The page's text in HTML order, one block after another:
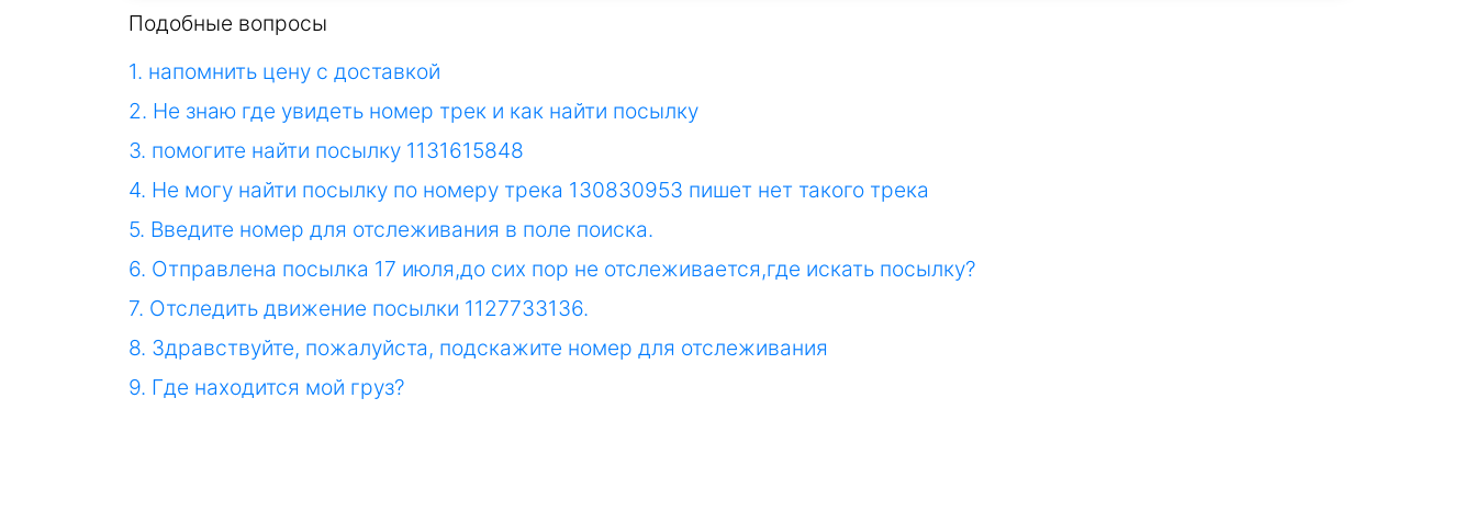
Подобные вопросы
1. напомнить цену с доставкой
2. Не знаю где увидеть номер трек и как найти посылку
3. помогите найти посылку 1131615848
4. Не могу найти посылку по номеру трека 130830953 пишет нет такого трека
5. Введите номер для отслеживания в поле поиска.
6. Отправлена посылка 17 июля,до сих пор не отслеживается,где искать посылку?
7. Отследить движение посылки 1127733136.
8. Здравствуйте, пожалуйста, подскажите номер для отслеживания
9. Где находится мой груз?